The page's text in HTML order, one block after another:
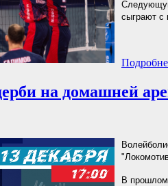
сыграют с
на домашней
В прошлом